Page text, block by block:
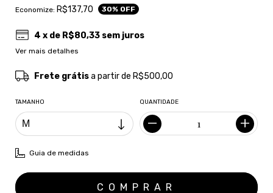
Economize: R$137,70 30% OFF
4 x de R$80,33 sem juros
Ver mais detalhes
Frete grátisa partir de R$500,00
TAMANHO QUANTIDADE
Guia de medidas